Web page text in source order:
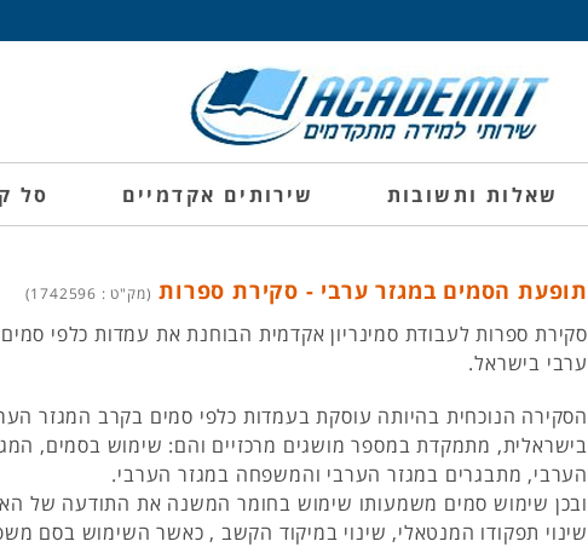
שאלות ותשובות שירותים אקדמיים סל
תופעת הסמים במגזר ערבי - סקירת ספרות (מק"ט : 1742596)
סקירת ספרות לעבודת סמינריון אקדמית הבוחנת את עמדות כלפי
ערבי בישראל.
הסקירה הנוכחית בהיותה עוסקת בעמדות כלפי סמים בקרב המגזר
בישראלית, מתמקדת במספר מושגים מרכזיים והם: שימוש בסמים,
הערבי, מתבגרים במגזר הערבי והמשפחה במגזר הערבי.
ובכן שימוש סמים משמעותו שימוש בחומר המשנה את התודעה של
שינוי תפקודו המנטאלי, שינוי במיקוד הקשב , כאשר השימוש בסם